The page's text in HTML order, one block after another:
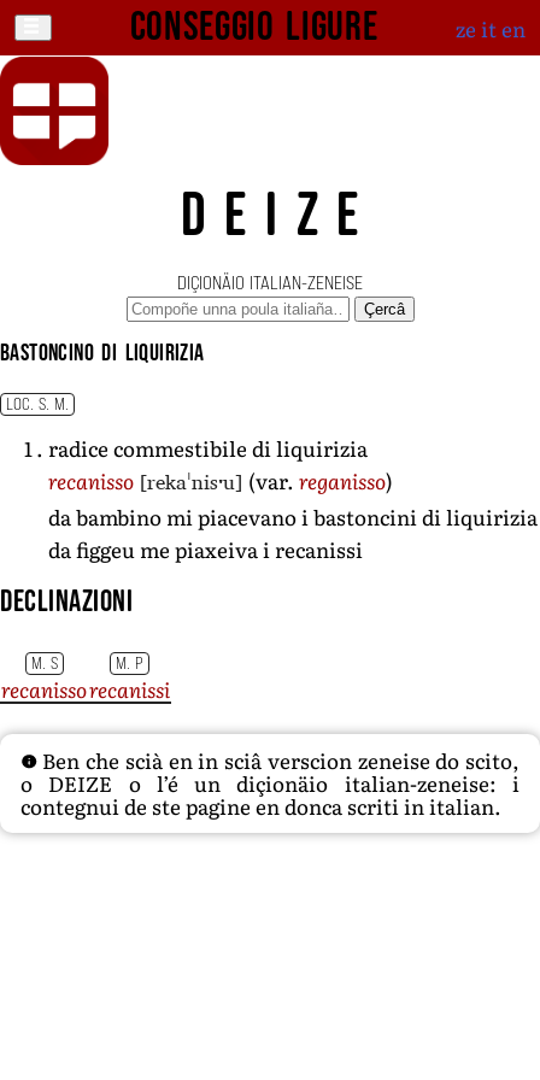
Conseggio ligure ze iten
DEIZE
DIÇIONÄIO ITALIAN-ZENEISE
Çercâ
bastoncino di liquirizia
LOC. S. M.
radice commestibile di liquirizia
recanisso [rekaˈnisˑu] (var. reganisso)
da bambino mi piacevano i bastoncini di liquirizia
da figgeu me piaxeiva i recanissi
Declinazioni
M. S M. P
recanissorecanissi
Ben che scià en in sciâ verscion zeneise do scito,
o DEIZE o l’é un diçionäio italian-zeneise: i
contegnui de ste pagine en donca scriti in italian.